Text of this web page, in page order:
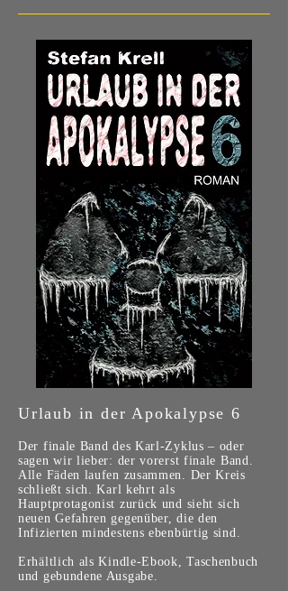
Urlaub in der Apokalypse 6
Der finale Band des Karl-Zyklus – oder
sagen wir lieber: der vorerst finale Band.
Alle Fäden laufen zusammen. Der Kreis
schließt sich. Karl kehrt als
Hauptprotagonist zurück und sieht sich
neuen Gefahren gegenüber, die den
Infizierten mindestens ebenbürtig sind.
Erhältlich als Kindle-Ebook, Taschenbuch
und gebundene Ausgabe.